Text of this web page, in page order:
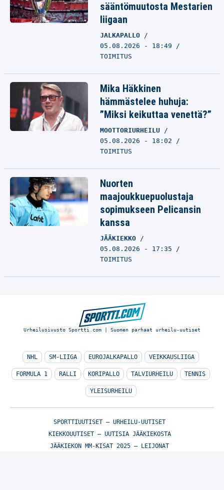
sääntömuutosta Mestarien
liigaan
JALKAPALLO
05.08.2026 - 18:49
TOIMITUS
Mika Häkkinen
hämmästelee huhuja:
”Miksi keikuttaa venettä?”
MOOTTORIURHEILU
05.08.2026 - 18:02
TOIMITUS
Nuorten
maajoukkuepuolustaja
sopimukseen Pelicansin
kanssa
JÄÄKIEKKO
05.08.2026 - 17:35
TOIMITUS
Urheilusivusto Sportti.com | Suomen parhaat urheilu-uutiset
NHL SM-LIIGA EUROJALKAPALLO VEIKKAUSLIIGA
FORMULA 1 RALLI KORIPALLO TALVIURHEILU TENNIS
YLEISURHEILU
SPORTTIUUTISET – URHEILU-UUTISET
KIEKKOUUTISET – UUTISIA JÄÄKIEKOSTA
JÄÄKIEKON MM-KISAT 2025 – LEIJONAT